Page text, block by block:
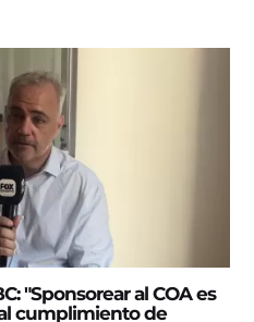
"Sponsorear al COA es
cumplimiento de